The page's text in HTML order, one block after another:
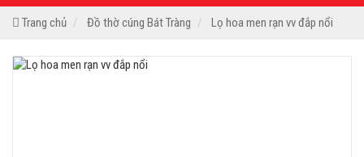
Trang chủ Đồ thờ cúng Bát Tràng Lọ hoa men rạn vv đắp nổi